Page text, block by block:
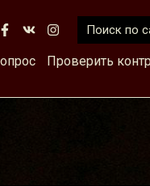
Проверить